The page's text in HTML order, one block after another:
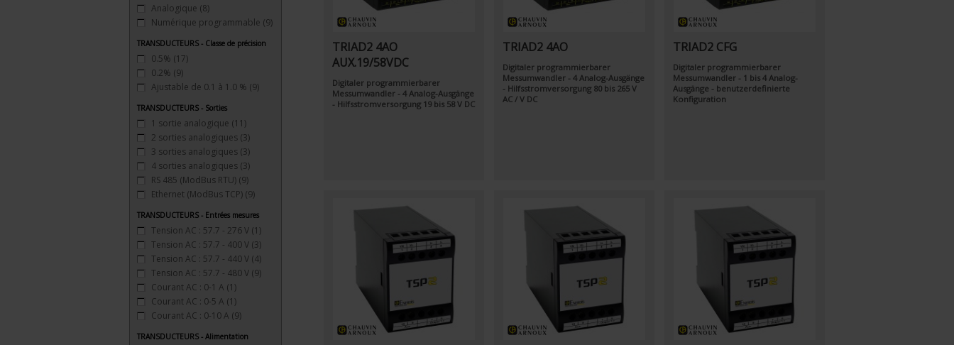
Analogique (8)
Numérique programmable (9)
TRANSDUCTEURS - Classe de précision
0.5% (17)
0.2% (9)
Ajustable de 0.1 à 1.0 % (9)
TRANSDUCTEURS - Sorties
1 sortie analogique (11)
2 sorties analogiques (3)
3 sorties analogiques (3)
4 sorties analogiques (3)
RS 485 (ModBus RTU) (9)
Ethernet (ModBus TCP) (9)
TRANSDUCTEURS - Entrées mesures
Tension AC : 57.7 - 276 V (1)
Tension AC : 57.7 - 400 V (3)
Tension AC : 57.7 - 440 V (4)
Tension AC : 57.7 - 480 V (9)
Courant AC : 0-1 A (1)
Courant AC : 0-5 A (1)
Courant AC : 0-10 A (9)
TRANSDUCTEURS - Alimentation
TRIAD2 4AO
AUX.19/58VDC
Digitaler programmierbarer
Messumwandler - 4 Analog-Ausgänge
- Hilfsstromversorgung 19 bis 58 V DC
TRIAD2 4AO
Digitaler programmierbarer
Messumwandler - 4 Analog-Ausgänge
- Hilfsstromversorgung 80 bis 265 V
AC / V DC
TRIAD2 CFG
Digitaler programmierbarer
Messumwandler - 1 bis 4 Analog-
Ausgänge - benutzerdefinierte
Konfiguration